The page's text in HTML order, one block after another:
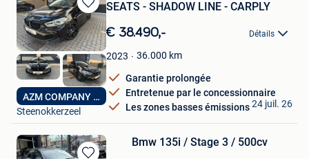
Sauvegarder
dans
Mes
Favoris
AZM COMPANY CARS
SEATS - SHADOW LINE - CARPLY
€ 38.490,- Détails
2023 36.000 km
Garantie prolongée
Entretenue par le concessionnaire
Les zones basses émissions
AZM CARS
Steenokkerzeel
24 juil. 26
Bmw 135i / Stage 3 / 500cv